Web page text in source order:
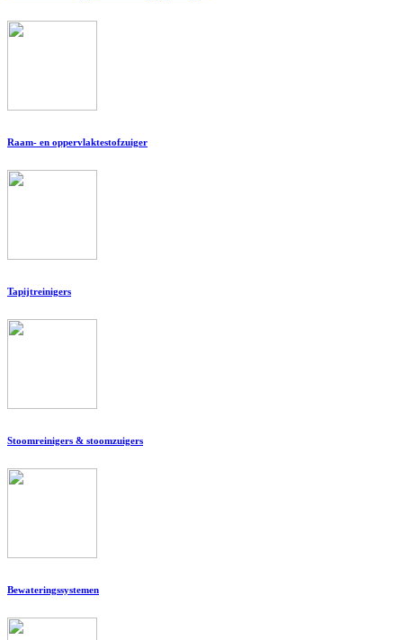
Raam- en oppervlaktestofzuiger
Tapijtreinigers
Stoomreinigers & stoomzuigers
Bewateringssystemen